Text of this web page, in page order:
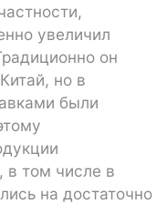
увеличил
он
но в
были
в том числе в
на достаточно